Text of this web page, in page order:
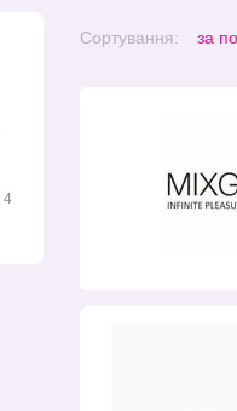
Сортування: за
4